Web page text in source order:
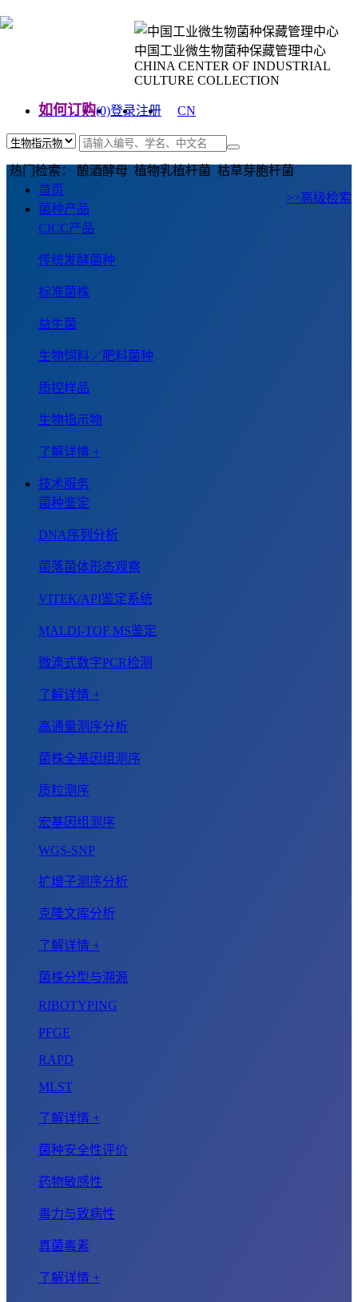
中国工业微生物菌种保藏管理中心
CHINA CENTER OF INDUSTRIAL
CULTURE COLLECTION
如何订购(0)登录注册
CN
热门检索： 酿酒酵母 植物乳植杆菌 枯草芽胞杆菌
>>高级检索
首页
菌种产品
CICC产品
传统发酵菌种
标准菌株
益生菌
生物饲料／肥料菌种
质控样品
生物指示物
了解详情 +
技术服务
菌种鉴定
DNA序列分析
菌落菌体形态观察
VITEK/API鉴定系统
MALDI-TOF MS鉴定
微滴式数字PCR检测
了解详情 +
高通量测序分析
菌株全基因组测序
质粒测序
宏基因组测序
WGS-SNP
扩增子测序分析
克隆文库分析
了解详情 +
菌株分型与溯源
RIBOTYPING
PFGE
RAPD
MLST
了解详情 +
菌种安全性评价
药物敏感性
毒力与致病性
真菌毒素
了解详情 +